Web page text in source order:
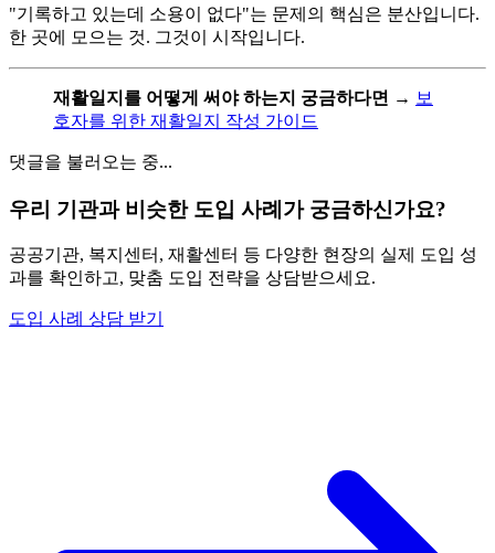
"기록하고 있는데 소용이 없다"는 문제의 핵심은 분산입니다.
한 곳에 모으는 것. 그것이 시작입니다.
재활일지를 어떻게 써야 하는지 궁금하다면 → 보
호자를 위한 재활일지 작성 가이드
댓글을 불러오는 중...
우리 기관과 비슷한 도입 사례가 궁금하신가요?
공공기관, 복지센터, 재활센터 등 다양한 현장의 실제 도입 성
과를 확인하고, 맞춤 도입 전략을 상담받으세요.
도입 사례 상담 받기